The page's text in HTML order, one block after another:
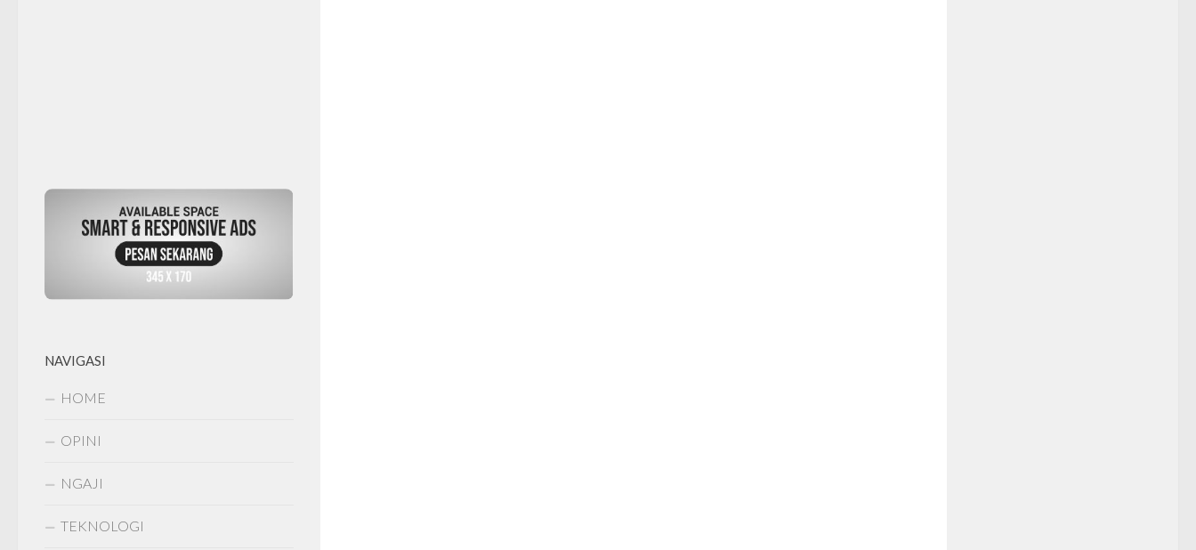
NAVIGASI
HOME
OPINI
NGAJI
TEKNOLOGI